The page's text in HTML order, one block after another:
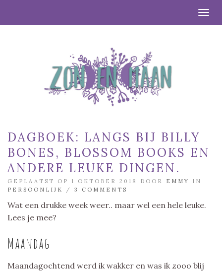
DAGBOEK: LANGS BIJ BILLY
BONES, BLOSSOM BOOKS EN
ANDERE LEUKE DINGEN.
GEPLAATST OP 1 OKTOBER 2018 DOOR EMMY
IN
PERSOONLIJK
/ 3 COMMENTS
Wat een drukke week weer.. maar wel een hele leuke.
Lees je mee?
Maandag
Maandagochtend werd ik wakker en was ik zooo blij